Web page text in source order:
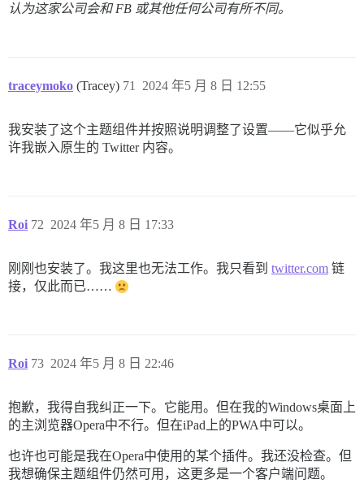
认为这家公司会和 FB 或其他任何公司有所不同。
traceymoko (Tracey) 2024 年5 月 8 日 12:55
71
我安装了这个主题组件并按照说明调整了设置——它似乎允
许我嵌入原生的 Twitter 内容。
Roi 2024 年5 月 8 日 17:33
72
刚刚也安装了。我这里也无法工作。我只看到 twitter.com 链
接，仅此而已……
Roi 2024 年5 月 8 日 22:46
73
抱歉，我得自我纠正一下。它能用。但在我的Windows桌面上
的主浏览器Opera中不行。但在iPad上的PWA中可以。
也许也可能是我在Opera中使用的某个插件。我还没检查。但
我想确保主题组件仍然可用，这更多是一个客户端问题。